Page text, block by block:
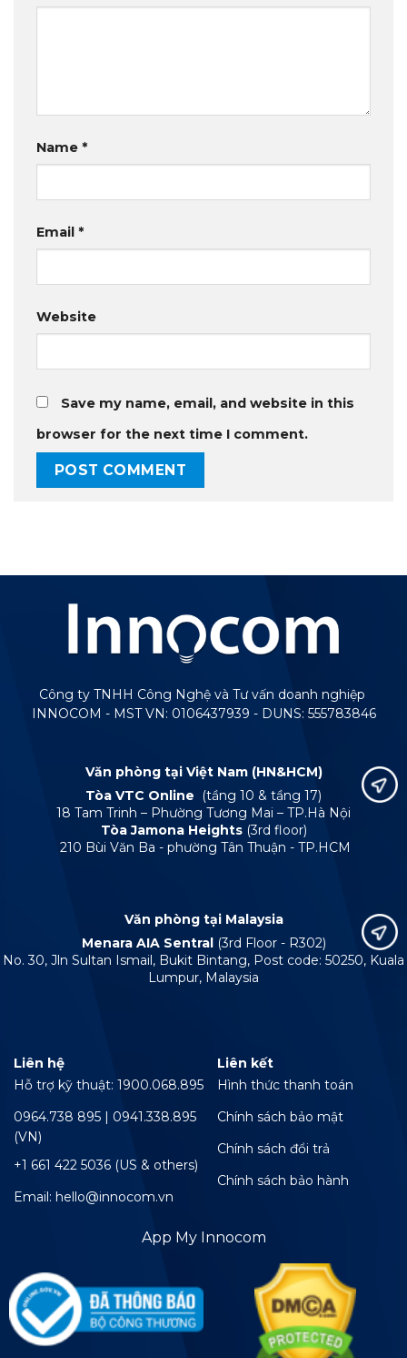
Name *
Email *
Website
Save my name, email, and website in this
browser for the next time I comment.
Công ty TNHH Công Nghệ và Tư vấn doanh nghiệp
INNOCOM - MST VN: 0106437939 - DUNS: 555783846
Văn phòng tại Việt Nam (HN&HCM)
Tòa VTC Online
(tầng 10 & tầng 17)
18 Tam Trinh – Phường Tương Mai – TP.Hà Nội
Tòa Jamona Heights (3rd floor)
210 Bùi Văn Ba - phường Tân Thuận - TP.HCM
Văn phòng tại Malaysia
Menara AIA Sentral (3rd Floor - R302)
No. 30, Jln Sultan Ismail, Bukit Bintang, Post code: 50250, Kuala
Lumpur, Malaysia
Liên hệ
Hỗ trợ kỹ thuật: 1900.068.895
0964.738 895 | 0941.338.895
(VN)
+1 661 422 5036 (US & others)
Email: hello@innocom.vn
Liên kết
Hình thức thanh toán
Chính sách bảo mật
Chính sách đổi trả
Chính sách bảo hành
App My Innocom